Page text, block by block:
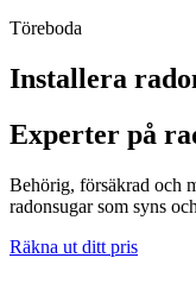
Töreboda
Installera
Experter på
Behörig, försäkrad och
radonsugar som syns
Räkna ut ditt pris